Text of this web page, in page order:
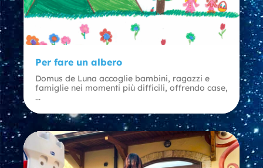
Per fare un albero
Domus de Luna accoglie bambini, ragazzi e
famiglie nei momenti più difficili, offrendo case,
...